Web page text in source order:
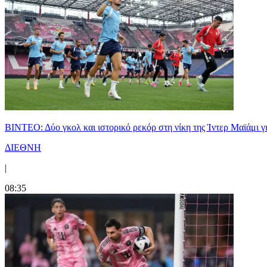
ΒΙΝΤΕΟ: Δύο γκολ και ιστορικό ρεκόρ στη νίκη της Ίντερ Μαϊάμι
ΔΙΕΘΝΗ
|
08:35